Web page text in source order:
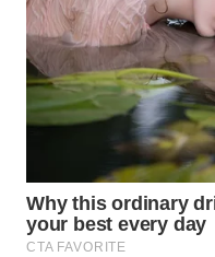
WN
CIANJUR
SERIBU
WN